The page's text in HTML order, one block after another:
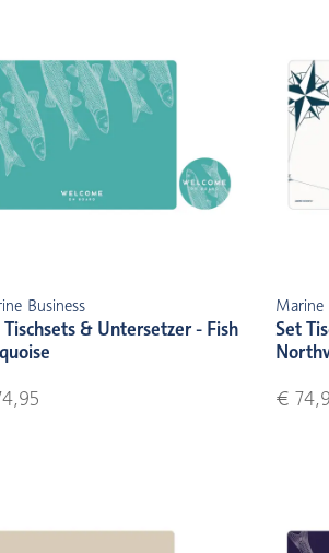
Business
Tischsets & Untersetzer - Fish
Marine
Set
€